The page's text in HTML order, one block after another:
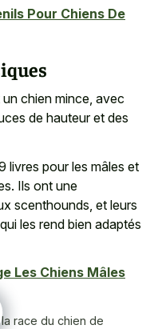
Pour Chiens De
chien mince, avec
de hauteur et des
livres pour les mâles et
Ils ont une
scenthounds, et leurs
les rend bien adaptés
Les Chiens Mâles
race du chien de